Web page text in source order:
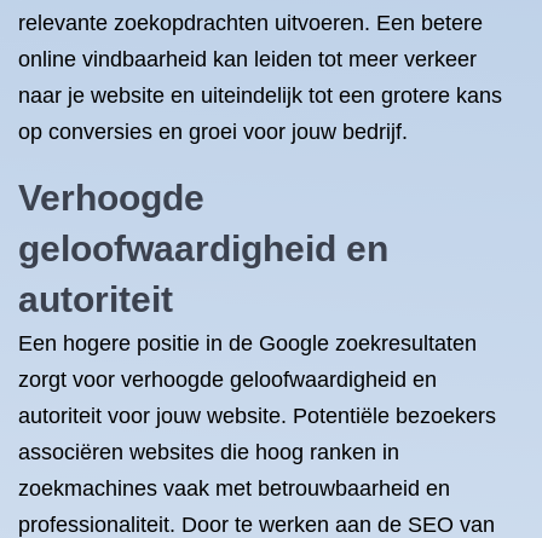
relevante zoekopdrachten uitvoeren. Een betere
online vindbaarheid kan leiden tot meer verkeer
naar je website en uiteindelijk tot een grotere kans
op conversies en groei voor jouw bedrijf.
Verhoogde
geloofwaardigheid en
autoriteit
Een hogere positie in de Google zoekresultaten
zorgt voor verhoogde geloofwaardigheid en
autoriteit voor jouw website. Potentiële bezoekers
associëren websites die hoog ranken in
zoekmachines vaak met betrouwbaarheid en
professionaliteit. Door te werken aan de SEO van